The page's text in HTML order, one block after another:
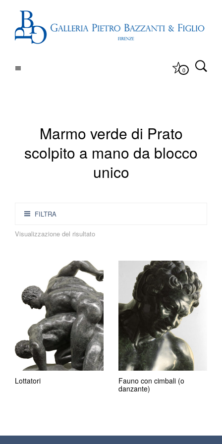
0
Marmo verde di Prato
scolpito a mano da blocco
unico
FILTRA
Visualizzazione del risultato
Lottatori
Fauno con cimbali (o
danzante)